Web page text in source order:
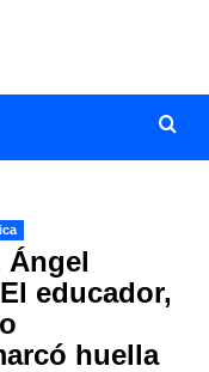
Ángel
educador,
huella